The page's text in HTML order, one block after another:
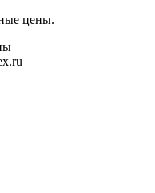
цены.